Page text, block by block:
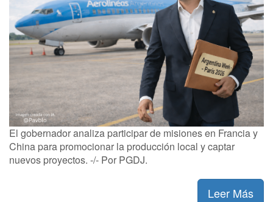
El gobernador analiza participar de misiones en Francia y
China para promocionar la producción local y captar
nuevos proyectos. -/- Por PGDJ.
Leer Más